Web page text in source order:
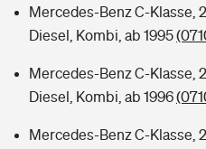
Mercedes-Benz C-Klasse,
Diesel, Kombi, ab 1995
Mercedes-Benz C-Klasse,
Diesel, Kombi, ab 1996
Mercedes-Benz C-Klasse,